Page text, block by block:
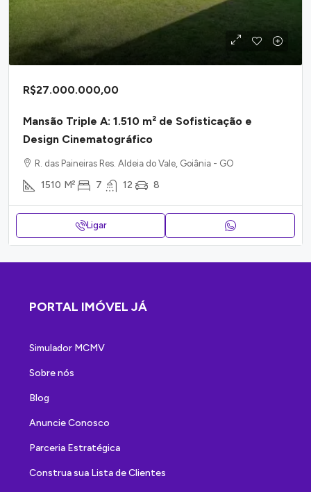
R$27.000.000,00
Mansão Triple A: 1.510 m² de Sofisticação e
Design Cinematográfico
R. das Paineiras Res. Aldeia do Vale, Goiânia - GO
1510 M² 7 12 8
Ligar
PORTAL IMÓVEL JÁ
Simulador MCMV
Sobre nós
Blog
Anuncie Conosco
Parceria Estratégica
Construa sua Lista de Clientes